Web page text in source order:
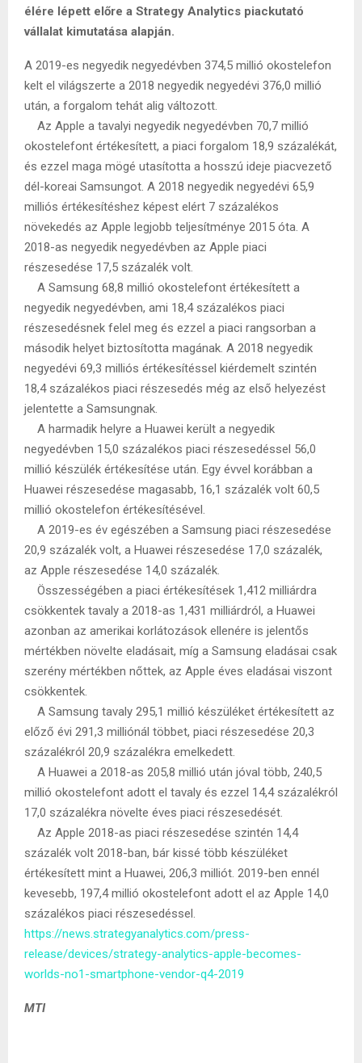
élére lépett előre a Strategy Analytics piackutató
vállalat kimutatása alapján.
A 2019-es negyedik negyedévben 374,5 millió okostelefon
kelt el világszerte a 2018 negyedik negyedévi 376,0 millió
után, a forgalom tehát alig változott.
Az Apple a tavalyi negyedik negyedévben 70,7 millió
okostelefont értékesített, a piaci forgalom 18,9 százalékát,
és ezzel maga mögé utasította a hosszú ideje piacvezető
dél-koreai Samsungot. A 2018 negyedik negyedévi 65,9
milliós értékesítéshez képest elért 7 százalékos
növekedés az Apple legjobb teljesítménye 2015 óta. A
2018-as negyedik negyedévben az Apple piaci
részesedése 17,5 százalék volt.
A Samsung 68,8 millió okostelefont értékesített a
negyedik negyedévben, ami 18,4 százalékos piaci
részesedésnek felel meg és ezzel a piaci rangsorban a
második helyet biztosította magának. A 2018 negyedik
negyedévi 69,3 milliós értékesítéssel kiérdemelt szintén
18,4 százalékos piaci részesedés még az első helyezést
jelentette a Samsungnak.
A harmadik helyre a Huawei került a negyedik
negyedévben 15,0 százalékos piaci részesedéssel 56,0
millió készülék értékesítése után. Egy évvel korábban a
Huawei részesedése magasabb, 16,1 százalék volt 60,5
millió okostelefon értékesítésével.
A 2019-es év egészében a Samsung piaci részesedése
20,9 százalék volt, a Huawei részesedése 17,0 százalék,
az Apple részesedése 14,0 százalék.
Összességében a piaci értékesítések 1,412 milliárdra
csökkentek tavaly a 2018-as 1,431 milliárdról, a Huawei
azonban az amerikai korlátozások ellenére is jelentős
mértékben növelte eladásait, míg a Samsung eladásai csak
szerény mértékben nőttek, az Apple éves eladásai viszont
csökkentek.
A Samsung tavaly 295,1 millió készüléket értékesített az
előző évi 291,3 milliónál többet, piaci részesedése 20,3
százalékról 20,9 százalékra emelkedett.
A Huawei a 2018-as 205,8 millió után jóval több, 240,5
millió okostelefont adott el tavaly és ezzel 14,4 százalékról
17,0 százalékra növelte éves piaci részesedését.
Az Apple 2018-as piaci részesedése szintén 14,4
százalék volt 2018-ban, bár kissé több készüléket
értékesített mint a Huawei, 206,3 milliót. 2019-ben ennél
kevesebb, 197,4 millió okostelefont adott el az Apple 14,0
százalékos piaci részesedéssel.
https://news.strategyanalytics.com/press-
release/devices/strategy-analytics-apple-becomes-
worlds-no1-smartphone-vendor-q4-2019
MTI